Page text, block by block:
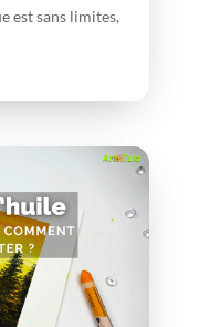
est sans limites,